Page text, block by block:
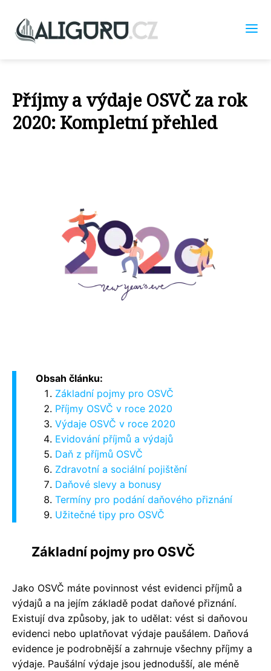
Příjmy a výdaje OSVČ za rok
2020: Kompletní přehled
Obsah článku:
Základní pojmy pro OSVČ
Příjmy OSVČ v roce 2020
Výdaje OSVČ v roce 2020
Evidování příjmů a výdajů
Daň z příjmů OSVČ
Zdravotní a sociální pojištění
Daňové slevy a bonusy
Termíny pro podání daňového přiznání
Užitečné tipy pro OSVČ
Základní pojmy pro OSVČ
Jako OSVČ máte povinnost vést evidenci příjmů a
výdajů a na jejím základě podat daňové přiznání.
Existují dva způsoby, jak to udělat: vést si daňovou
evidenci nebo uplatňovat výdaje paušálem. Daňová
evidence je podrobnější a zahrnuje všechny příjmy a
výdaje. Paušální výdaje jsou jednodušší, ale méně